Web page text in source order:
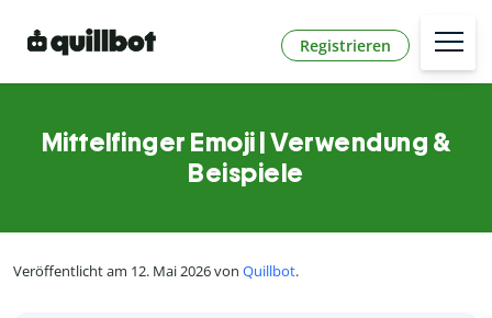
Registrieren
Mittelfinger Emoji | Verwendung &
Beispiele
Veröffentlicht am 12. Mai 2026 von Quillbot.